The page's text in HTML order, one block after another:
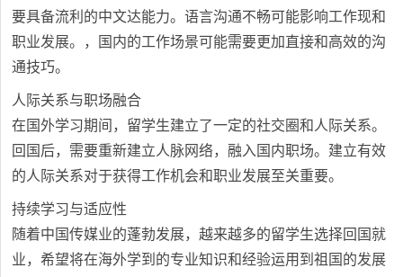
要具备流利的中文达能力。语言沟通不畅可能影响工作现和
职业发展。，国内的工作场景可能需要更加直接和高效的沟
通技巧。
人际关系与职场融合
在国外学习期间，留学生建立了一定的社交圈和人际关系。
回国后，需要重新建立人脉网络，融入国内职场。建立有效
的人际关系对于获得工作机会和职业发展至关重要。
持续学习与适应性
随着中国传媒业的蓬勃发展，越来越多的留学生选择回国就
业，希望将在海外学到的专业知识和经验运用到祖国的发展